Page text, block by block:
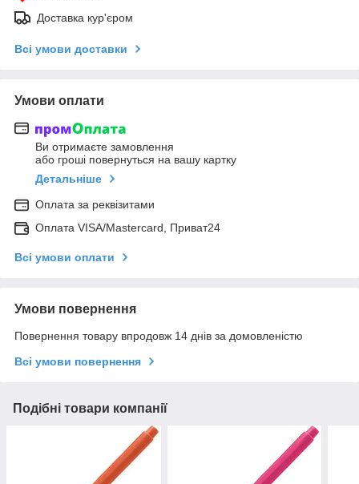
Доставка кур'єром
Всі умови доставки
Умови оплати
Ви отримаєте замовлення
або гроші повернуться на вашу картку
Детальніше
Оплата за реквізитами
Оплата VISA/Mastercard, Приват24
Всі умови оплати
Умови повернення
Повернення товару впродовж 14 днів за домовленістю
Всі умови повернення
Подібні товари компанії